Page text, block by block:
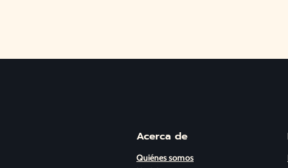
Acerca de
Quiénes somos